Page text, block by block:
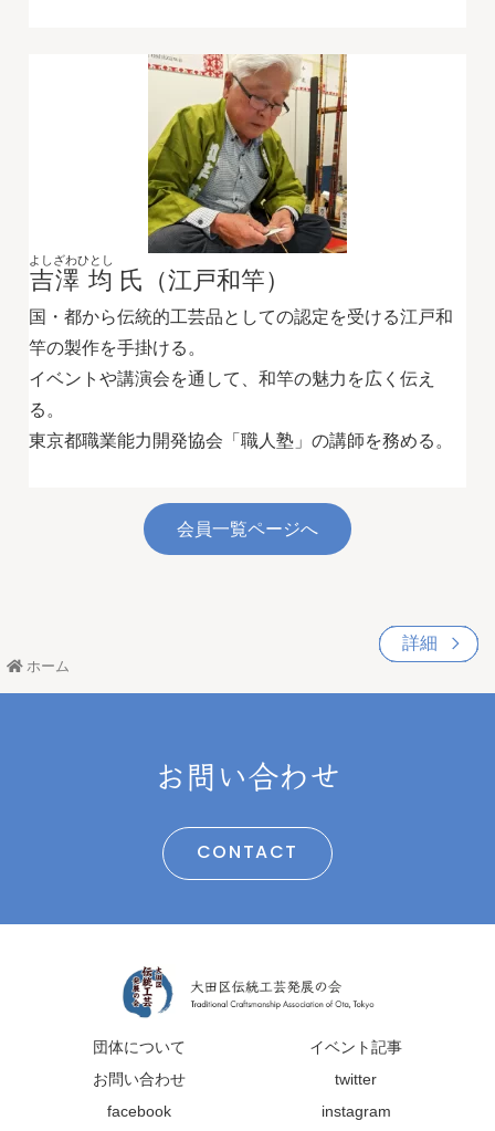
詳細
詳細
詳細
詳細
詳細
詳細
詳細
詳細
詳細
詳細
詳細
詳細
吉澤 均
よしざわひとし
氏（江戸和竿）
国・都から伝統的工芸品としての認定を受ける江戸和
竿の製作を手掛ける。
イベントや講演会を通して、和竿の魅力を広く伝え
る。
東京都職業能力開発協会「職人塾」の講師を務める。
詳細
会員一覧ページへ
ホーム
お問い合わせ
CONTACT
団体について
イベント記事
お問い合わせ
twitter
facebook
instagram